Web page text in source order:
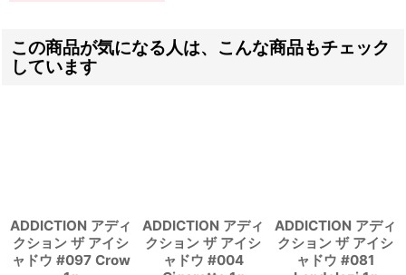
この商品が気になる人は、こんな商品もチェック
しています
ADDICTION アディ
クション ザ アイシ
ャドウ #097 Crow
ADDICTION アディ
クション ザ アイシ
ャドウ #004
ADDICTION アディ
クション ザ アイシ
ャドウ #081